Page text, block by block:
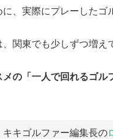
、実際にプレーしたゴ
関東でも少しずつ増え
メの「一人で回れるゴル
キキゴルファー編集長の